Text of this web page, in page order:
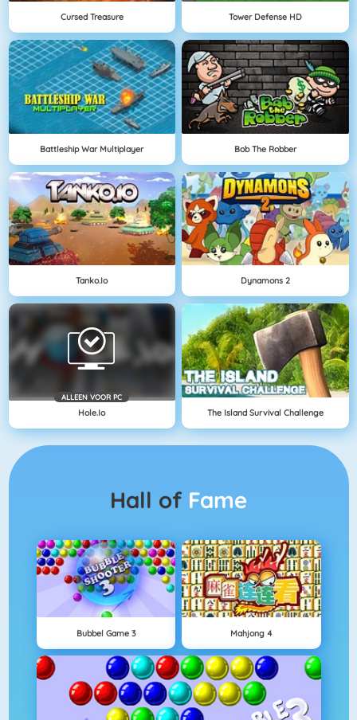
Cursed Treasure Tower Defense HD
Battleship War Multiplayer Bob The Robber
Tanko.io Dynamons 2
ALLEEN VOOR PC
Hole.io The Island Survival Challenge
Hall of Fame
Bubbel Game 3 Mahjong 4